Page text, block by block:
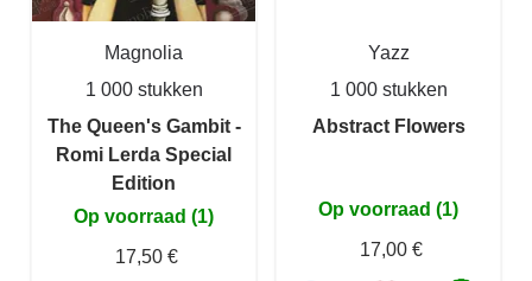
Magnolia
1 000 stukken
The Queen's Gambit -
Romi Lerda Special
Edition
Op voorraad (1)
17,50 €
Yazz
1 000 stukken
Abstract Flowers
Op voorraad (1)
17,00 €